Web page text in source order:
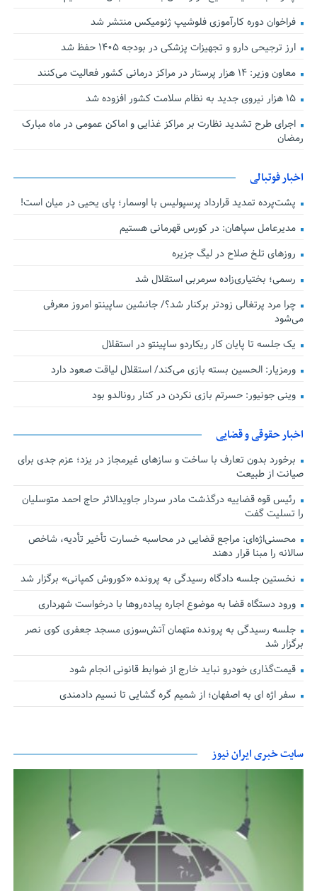
فراخوان دوره کارآموزی فلوشیپ ژنومیکس منتشر شد
ارز ترجیحی دارو و تجهیزات پزشکی در بودجه ۱۴۰۵ حفظ شد
معاون وزیر: ۱۴ هزار پرستار در مراکز درمانی کشور فعالیت می‌کنند
۱۵ هزار نیروی جدید به نظام سلامت کشور افزوده شد
اجرای طرح تشدید نظارت بر مراکز غذایی و اماکن عمومی در ماه مبارک
رمضان
اخبار فوتبالی
پشت‌پرده تمدید قرارداد پرسپولیس با اوسمار؛ پای یحیی در میان است!
مدیرعامل سپاهان: در کورس قهرمانی هستیم
روزهای تلخ صلاح در لیگ جزیره
رسمی؛ بختیاری‌زاده سرمربی استقلال شد
چرا مرد پرتغالی زودتر برکنار شد؟/ جانشین ساپینتو امروز معرفی
می‌شود
یک جلسه تا پایان کار ریکاردو ساپینتو در استقلال
ورمزیار: الحسین بسته بازی می‌کند/ استقلال لیاقت صعود دارد
وینی جونیور: حسرتم بازی نکردن در کنار رونالدو بود
اخبار حقوقی و قضایی
برخورد بدون تعارف با ساخت‌ و سازهای غیرمجاز در یزد؛ عزم جدی برای
صیانت از طبیعت
رئیس قوه قضاییه درگذشت مادر سردار جاویدالاثر حاج احمد متوسلیان
را تسلیت گفت
محسنی‌اژه‌ای: مراجع قضایی در محاسبه خسارت تأخیر تأدیه، شاخص
سالانه را مبنا قرار دهند
نخستین جلسه دادگاه رسیدگی به پرونده «کوروش کمپانی» برگزار شد
ورود دستگاه قضا به موضوع اجاره پیاده‌روها با درخواست شهرداری
جلسه رسیدگی به پرونده متهمان آتش‌سوزی مسجد جعفری کوی نصر
برگزار شد
قیمت‌گذاری خودرو نباید خارج از ضوابط قانونی انجام شود
سفر اژه ای به اصفهان؛ از شمیم گره گشایی تا نسیم دادمندی
سایت خبری ایران نیوز